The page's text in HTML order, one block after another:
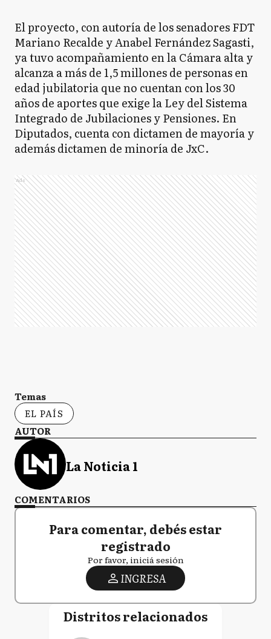
El proyecto, con autoría de los senadores FDT
Mariano Recalde y Anabel Fernández Sagasti,
ya tuvo acompañamiento en la Cámara alta y
alcanza a más de 1,5 millones de personas en
edad jubilatoria que no cuentan con los 30
años de aportes que exige la Ley del Sistema
Integrado de Jubilaciones y Pensiones. En
Diputados, cuenta con dictamen de mayoría y
además dictamen de minoría de JxC.
Ads
Temas
EL PAÍS
AUTOR
La Noticia 1
COMENTARIOS
Para comentar, debés estar
registrado
Por favor, iniciá sesión
INGRESA
Distritos relacionados